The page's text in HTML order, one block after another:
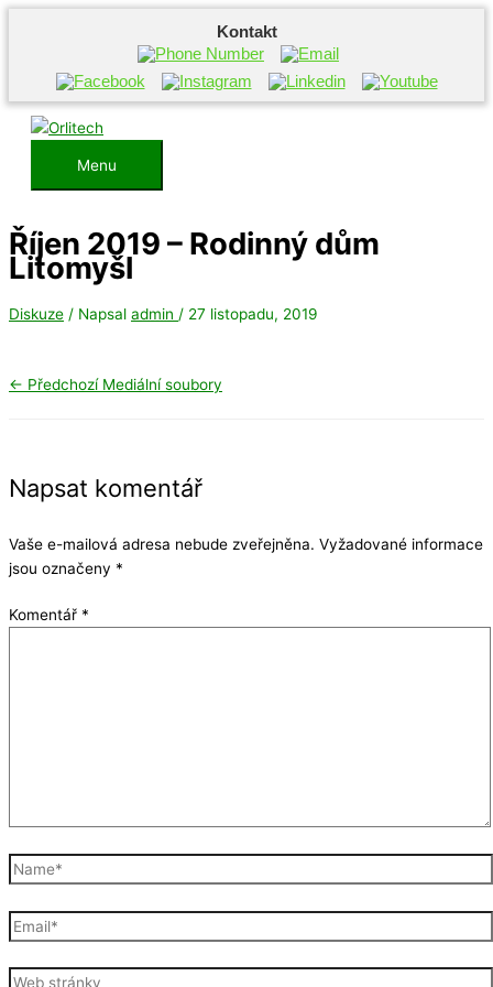
Kontakt
Přeskočit
Menu
Menu
Říjen 2019 – Rodinný dům
Litomyšl
Diskuze / Napsal admin / 27 listopadu, 2019
← Předchozí Mediální soubory
Napsat komentář
Vaše e-mailová adresa nebude zveřejněna. Vyžadované informace
jsou označeny *
Komentář *
Name*
Email*
Web